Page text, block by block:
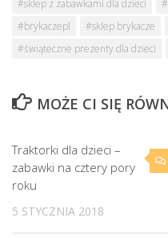
#sklep z zabawkami dla dzieci
#brykaczepl
#sklep brykacze
#świąteczne prezenty dla dzieci
MOŻE CI SIĘ
Traktorki dla dzieci –
zabawki na cztery pory
roku
5 STYCZNIA 2018